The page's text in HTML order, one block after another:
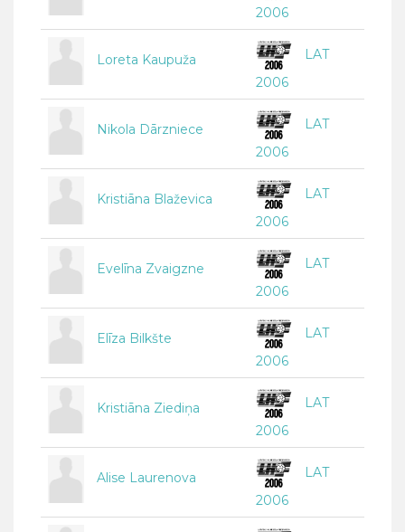
2006
Loreta Kaupuža
LAT
2006
Nikola Dārzniece
LAT
2006
Kristiāna Blaževica
LAT
2006
Evelīna Zvaigzne
LAT
2006
Elīza Bilkšte
LAT
2006
Kristiāna Ziediņa
LAT
2006
Alise Laurenova
LAT
2006